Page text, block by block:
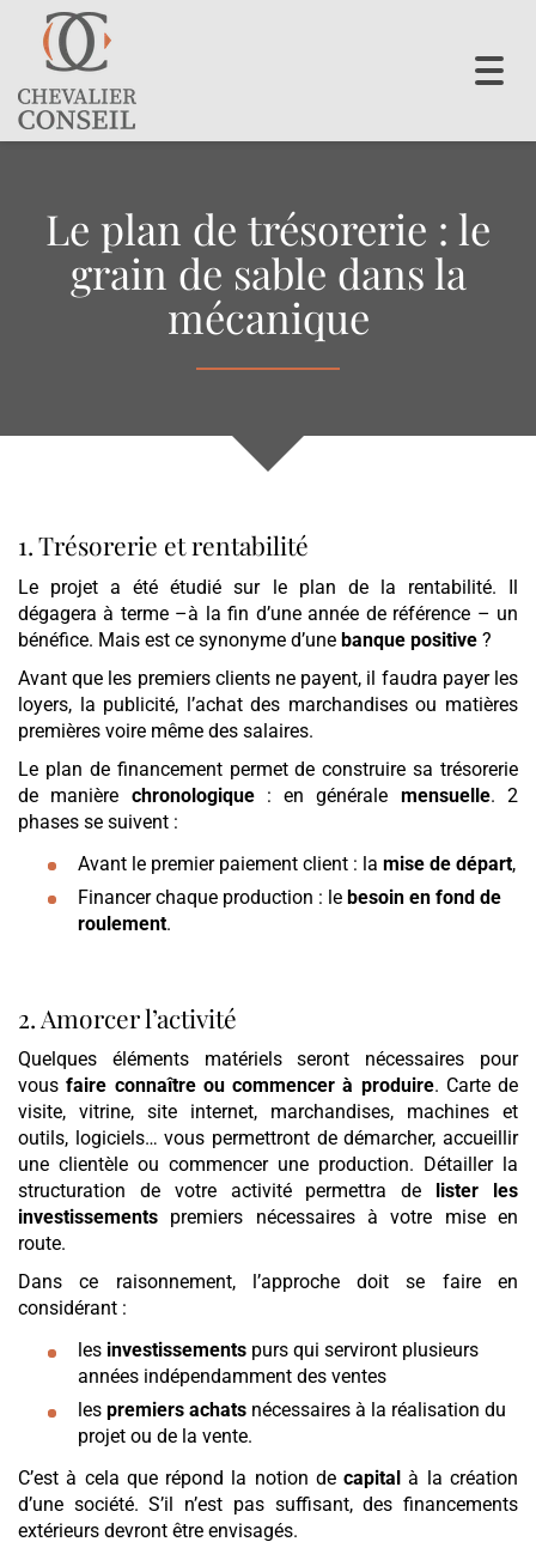
Le plan de trésorerie : le
grain de sable dans la
mécanique
1. Trésorerie et rentabilité
Le projet a été étudié sur le plan de la rentabilité. Il
dégagera à terme –à la fin d’une année de référence – un
bénéfice. Mais est ce synonyme d’une banque positive ?
Avant que les premiers clients ne payent, il faudra payer les
loyers, la publicité, l’achat des marchandises ou matières
premières voire même des salaires.
Le plan de financement permet de construire sa trésorerie
de manière chronologique: en générale mensuelle. 2
phases se suivent :
Avant le premier paiement client : la mise de départ,
Financer chaque production : le besoin en fond de
roulement.
2. Amorcer l’activité
Quelques éléments matériels seront nécessaires pour
vousfaire connaître ou commencer à produire. Carte de
visite, vitrine, site internet, marchandises, machines et
outils, logiciels… vous permettront de démarcher, accueillir
une clientèle ou commencer une production. Détailler la
structuration de votre activité permettra de
lister les
investissements premiers nécessaires à votre mise en
route.
Dans ce raisonnement, l’approche doit se faire en
considérant :
les investissements purs qui serviront plusieurs
années indépendamment des ventes
les premiers achats nécessaires à la réalisation du
projet ou de la vente.
C’est à cela que répond la notion decapital à la création
d’une société. S’il n’est pas suffisant, des financements
extérieurs devront être envisagés.